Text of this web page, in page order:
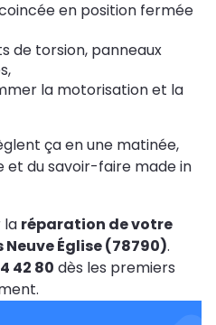
en position fermée
de torsion, panneaux
la motorisation et la
ça en une matinée,
et du savoir-faire made in
la réparation de votre
Église (78790).
42 80 dès les premiers